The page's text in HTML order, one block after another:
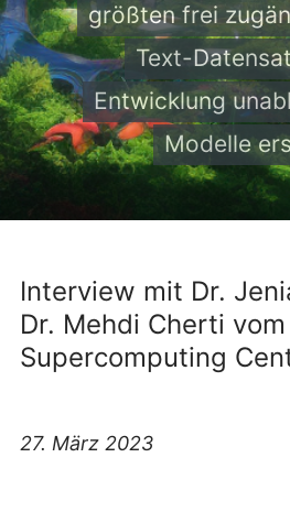
größten frei
Text-
Entwicklung
Modelle
Interview mit Dr.
Dr. Mehdi Cherti
Supercomputing
27. März 2023